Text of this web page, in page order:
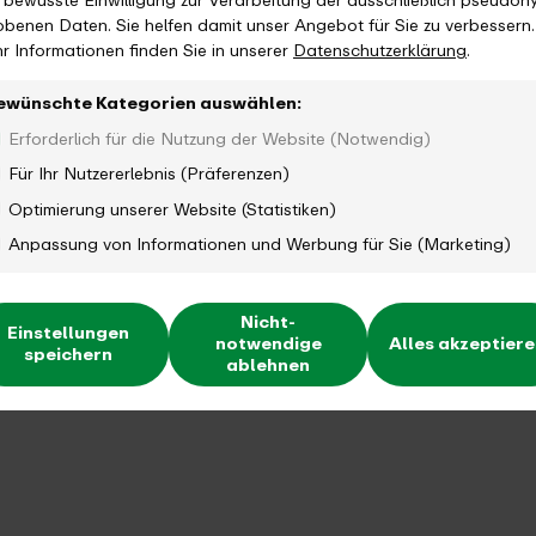
Daten. Sie helfen damit unser Angebot für Sie zu verbessern.
Informationen finden Sie in unsererDatenschutzerklärung.
Kategorien auswählen:
Erforderlich für die Nutzung der Website (Notwendig)
Für Ihr Nutzererlebnis (Präferenzen)
Optimierung unserer Website (Statistiken)
Anpassung von Informationen und Werbung für Sie (Marketing)
Einstellungen
speichern
Nicht-
notwendige
ablehnen
Alles